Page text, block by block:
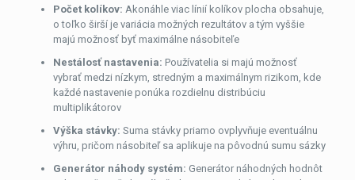
Počet kolíkov: Akonáhle viac línií kolíkov plocha obsahuje,
o toľko širší je variácia možných rezultátov a tým vyššie
majú možnosť byť maximálne násobiteľe
Nestálosť nastavenia: Používatelia si majú možnosť
vybrať medzi nízkym, stredným a maximálnym rizikom, kde
každé nastavenie ponúka rozdielnu distribúciu
multiplikátorov
Výška stávky: Suma stávky priamo ovplyvňuje eventuálnu
výhru, pričom násobiteľ sa aplikuje na pôvodnú sumu sázky
Generátor náhody systém: Generátor náhodných hodnôt